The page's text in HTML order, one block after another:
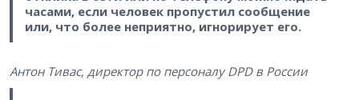
часами, если человек пропустил сообщение
или, что более неприятно, игнорирует его.
Антон Тивас, директор по персоналу DPD в России